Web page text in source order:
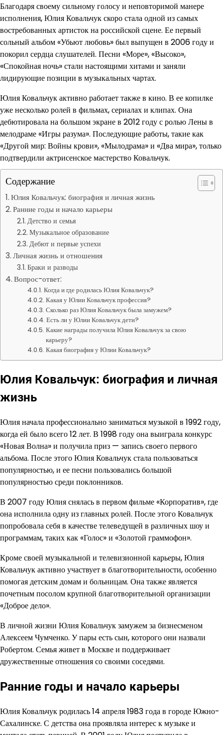
Благодаря своему сильному голосу и неповторимой манере
исполнения, Юлия Ковальчук скоро стала одной из самых
востребованных артисток на российской сцене. Ее первый
сольный альбом «Убьют любовь» был выпущен в 2006 году и
покорил сердца слушателей. Песни «Море», «Высоко»,
«Спокойная ночь» стали настоящими хитами и заняли
лидирующие позиции в музыкальных чартах.
Юлия Ковальчук активно работает также в кино. В ее копилке
уже несколько ролей в фильмах, сериалах и клипах. Она
дебютировала на большом экране в 2012 году с ролью Лены в
мелодраме «Игры разума». Последующие работы, такие как
«Другой мир: Войны крови», «Мылодрама» и «Два мира», только
подтвердили актрисенское мастерство Ковальчук.
Содержание
Юлия Ковальчук: биография и личная жизнь
Ранние годы и начало карьеры
Детство и семья
Музыкальное образование
Дебют и первые успехи
Личная жизнь и отношения
Браки и разводы
Вопрос-ответ:
Когда и где родилась Юлия Ковальчук?
Какая у Юлии Ковальчук профессия?
Сколько раз Юлия Ковальчук была замужем?
Есть ли у Юлии Ковальчук дети?
Какие награды получила Юлия Ковальчук за свою
карьеру?
Какая биография у Юлии Ковальчук?
Юлия Ковальчук: биография и личная
жизнь
Юлия начала профессионально заниматься музыкой в 1992 году,
когда ей было всего 12 лет. В 1998 году она выиграла конкурс
«Новая Волна» и получила приз — запись своего первого
альбома. После этого Юлия Ковальчук стала пользоваться
популярностью, и ее песни пользовались большой
популярностью среди поклонников.
В 2007 году Юлия снялась в первом фильме «Корпоратив», где
она исполнила одну из главных ролей. После этого Ковальчук
попробовала себя в качестве телеведущей в различных шоу и
программам, таких как «Голос» и «Золотой граммофон».
Кроме своей музыкальной и телевизионной карьеры, Юлия
Ковальчук активно участвует в благотворительности, особенно
помогая детским домам и больницам. Она также является
почетным посолом крупной благотворительной организации
«Доброе дело».
В личной жизни Юлия Ковальчук замужем за бизнесменом
Алексеем Чумченко. У пары есть сын, которого они назвали
Робертом. Семья живет в Москве и поддерживает
дружественные отношения со своими соседями.
Ранние годы и начало карьеры
Юлия Ковальчук родилась 14 апреля 1983 года в городе Южно-
Сахалинске. С детства она проявляла интерес к музыке и